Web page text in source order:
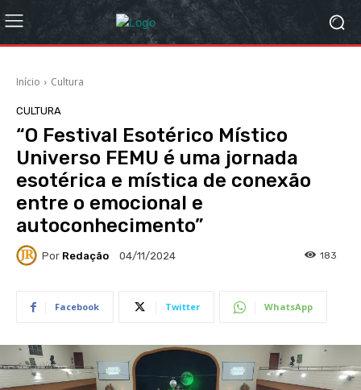
Início Cultura
CULTURA
“O Festival Esotérico Místico
Universo FEMU é uma jornada
esotérica e mística de conexão
entre o emocional e
autoconhecimento”
Por Redação 04/11/2024 183
Facebook Twitter WhatsApp